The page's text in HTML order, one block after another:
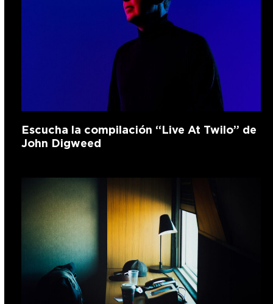
Escucha la compilación “Live At Twilo” de
John Digweed